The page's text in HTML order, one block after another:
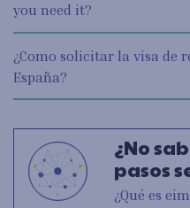
you need it?
¿Como solicitar la visa de
España?
¿No
pasos
¿Qué es